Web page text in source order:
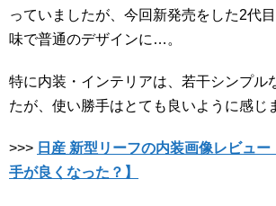
っていましたが、今回新発売をした2代
味で普通のデザインに…。
特に内装・インテリアは、若干シンプル
たが、使い勝手はとても良いように感じ
>>> 日産 新型リーフの内装画像レビュ
手が良くなった？】